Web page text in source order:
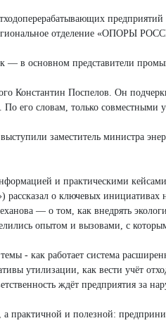
отделение «ОПОРЫ
— в основном представители
Константин Поспелов. Он
его словам, только совместными
заместитель министра
и практическими
о ключевых инициативах
— о том, как внедрять
опытом и вызовами, с
- как работает система
утилизации, как вести учёт
ждёт предприятия за
практичной и полезной: